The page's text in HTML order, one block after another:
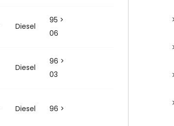
Diesel
95 >
06
Diesel
96 >
03
Diesel 96 >